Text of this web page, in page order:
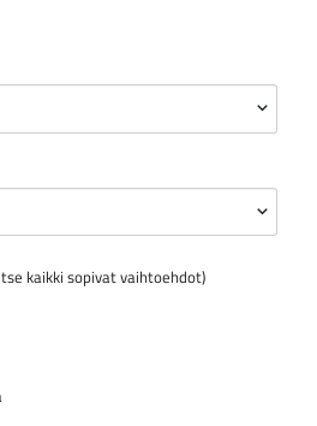
kaikki sopivat vaihtoehdot)